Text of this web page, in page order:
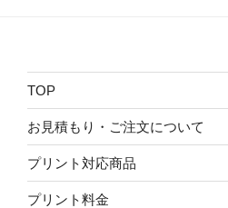
TOP
お見積もり・ご注文について
プリント対応商品
プリント料金